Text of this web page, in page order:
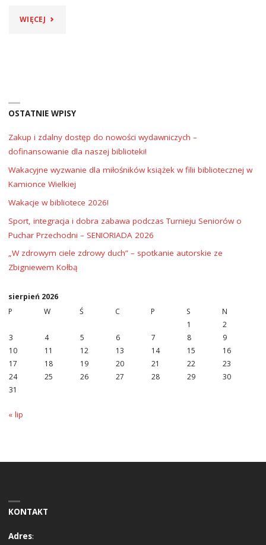
WIĘCEJ"WYSZYŃSKI
PRZEBACZENIE"
OSTATNIE WPISY
Zakup i zdalny dostęp do nowości wydawniczych –
dofinansowanie dla naszej biblioteki!
Wakacyjne wyzwanie dla miłośników książek w filii bibliotecznej w
Kamionce Wielkiej
Wakacje w bibliotece 2026!
Sport, integracja i dobra zabawa podczas Turnieju Seniorów o
Puchar Przechodni – SENIORIADA 2026
„W zdrowym ciele zdrowy duch” – spotkanie autorskie ze
Zbigniewem Kołbą
sierpień 2026
P
W Ś C P S
N
1
2
3
4 5 6 7 8
9
10
11 12 13 14 15
16
17
18 19 20 21 22
23
24
25 26 27 28 29
30
31
« lip
KONTAKT
Adres: